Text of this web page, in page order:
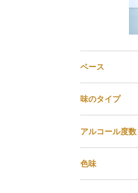
ベース
味のタイプ
アルコール度数
色味